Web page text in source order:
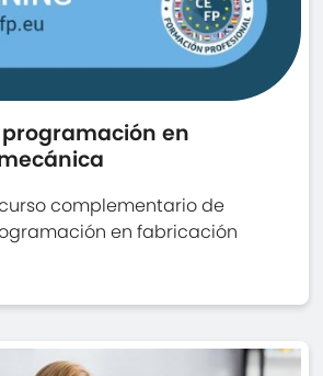
en
complementario de
en fabricación